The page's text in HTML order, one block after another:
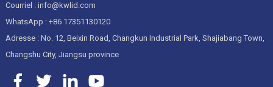
Courriel : info@kwlid.com
WhatsApp : +86 17351130120
Adresse : No. 12, Beixin Road, Changkun Industrial Park, Shajiabang Town,
Changshu City, Jiangsu province